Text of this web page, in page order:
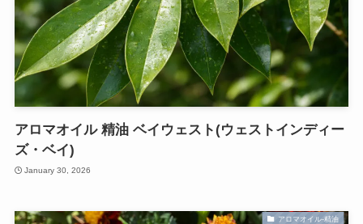
アロマオイル 精油 ベイウェスト(ウェストインディー
ズ・ベイ)
January 30, 2026
アロマオイル-精油